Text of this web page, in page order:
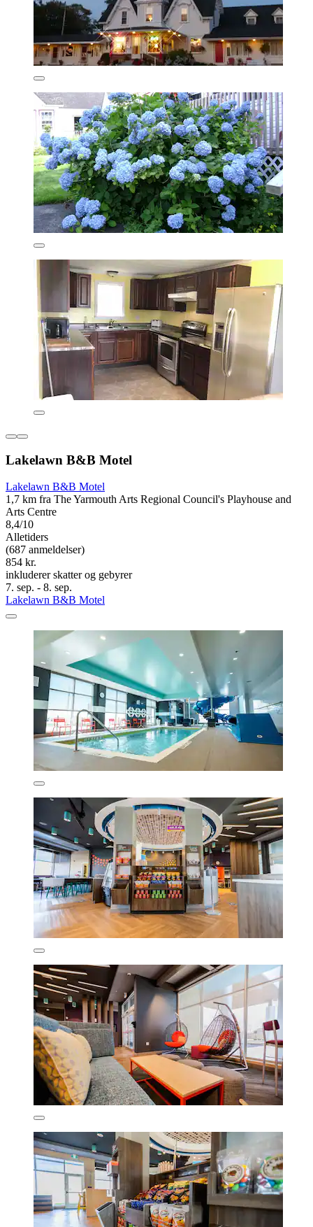
Lakelawn B&B Motel
Lakelawn B&B Motel
1,7 km fra The Yarmouth Arts Regional Council's Playhouse and
Arts Centre
8,4/10
Alletiders
(687 anmeldelser)
854 kr.
inkluderer skatter og gebyrer
7. sep. - 8. sep.
Lakelawn B&B Motel